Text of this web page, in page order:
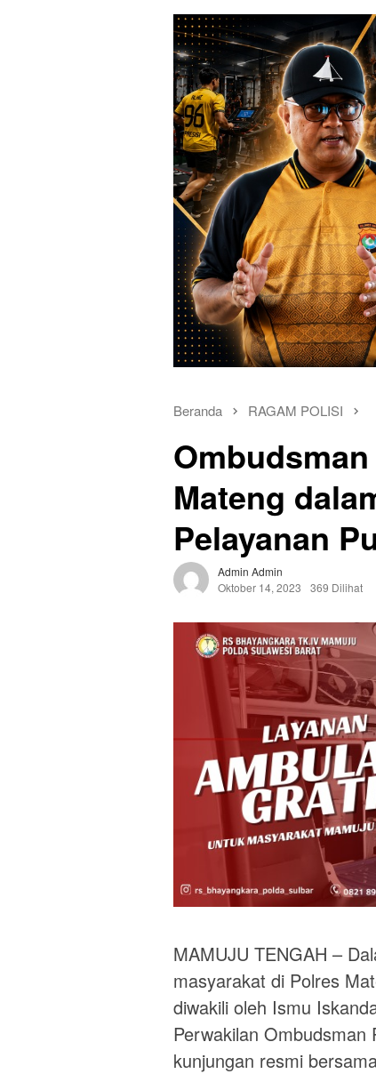
Beranda RAGAM POLISI
Mateng
Pelayanan
Admin Admin
Oktober 14, 2023
369 Dilihat
MAMUJU TENGAH –
masyarakat di Polres
diwakili oleh Ismu
Perwakilan Ombudsman
kunjungan resmi